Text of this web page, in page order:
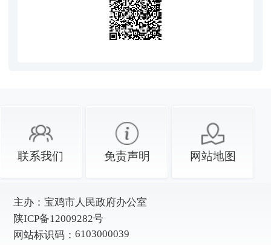
联系我们 免责声明 网站地图
主办： 宝鸡市人民政府办公室
陕ICP备12009282号
网站标识码： 6103000039